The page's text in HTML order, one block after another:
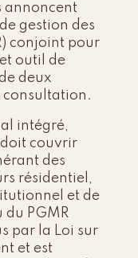
annoncent
gestion des
conjoint pour
outil de
deux
consultation.
intégré,
couvrir
des
résidentiel,
et de
du PGMR
par la Loi sur
et est